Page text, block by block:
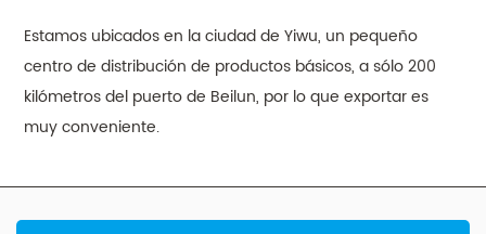
Estamos ubicados en la ciudad de Yiwu, un pequeño
centro de distribución de productos básicos, a sólo 200
kilómetros del puerto de Beilun, por lo que exportar es
muy conveniente.